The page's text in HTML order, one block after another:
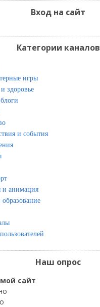
Вход на сайт
Категории каналов
игры
здоровье
и события
анимация
Наш опрос
сайт